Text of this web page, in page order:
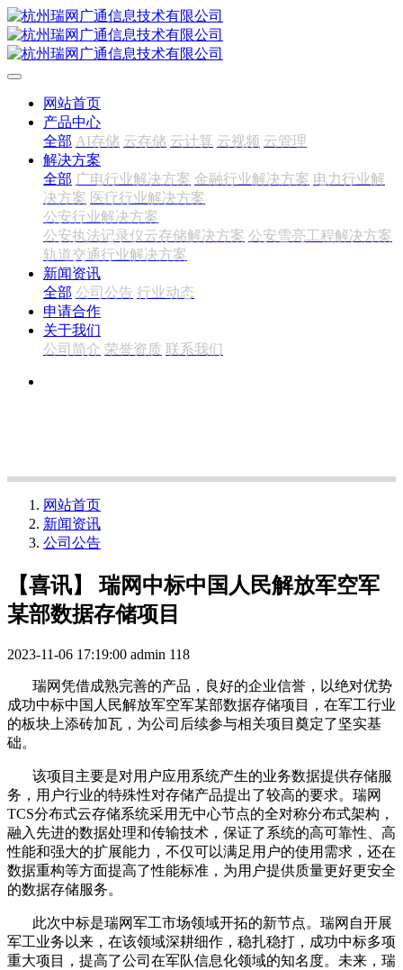
网站首页
产品中心
全部 AI存储 云存储 云计算 云视频 云管理
解决方案
全部 广电行业解决方案 金融行业解决方案 电力行业解
决方案 医疗行业解决方案
公安行业解决方案
公安执法记录仪云存储解决方案 公安雪亮工程解决方案
轨道交通行业解决方案
新闻资讯
全部 公司公告 行业动态
申请合作
关于我们
公司简介 荣誉资质 联系我们
网站首页
新闻资讯
公司公告
【喜讯】 瑞网中标中国人民解放军空军
某部数据存储项目
2023-11-06 17:19:00 admin 118
瑞网凭借成熟完善的产品，良好的企业信誉，以绝对优势
成功中标中国人民解放军空军某部数据存储项目，在军工行业
的板块上添砖加瓦，为公司后续参与相关项目奠定了坚实基
础。
该项目主要是对用户应用系统产生的业务数据提供存储服
务，用户行业的特殊性对存储产品提出了较高的要求。瑞网
TCS分布式云存储系统采用无中心节点的全对称分布式架构，
融入先进的数据处理和传输技术，保证了系统的高可靠性、高
性能和强大的扩展能力，不仅可以满足用户的使用需求，还在
数据重构等方面提高了性能标准，为用户提供质量更好更安全
的数据存储服务。
此次中标是瑞网军工市场领域开拓的新节点。瑞网自开展
军工业务以来，在该领域深耕细作，稳扎稳打，成功中标多项
重大项目，提高了公司在军队信息化领域的知名度。未来，瑞